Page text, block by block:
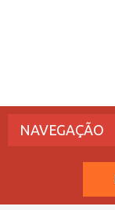
NAVEGAÇÃO